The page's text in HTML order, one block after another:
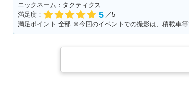
ニックネーム：タクティクス
満足度：
5 ／5